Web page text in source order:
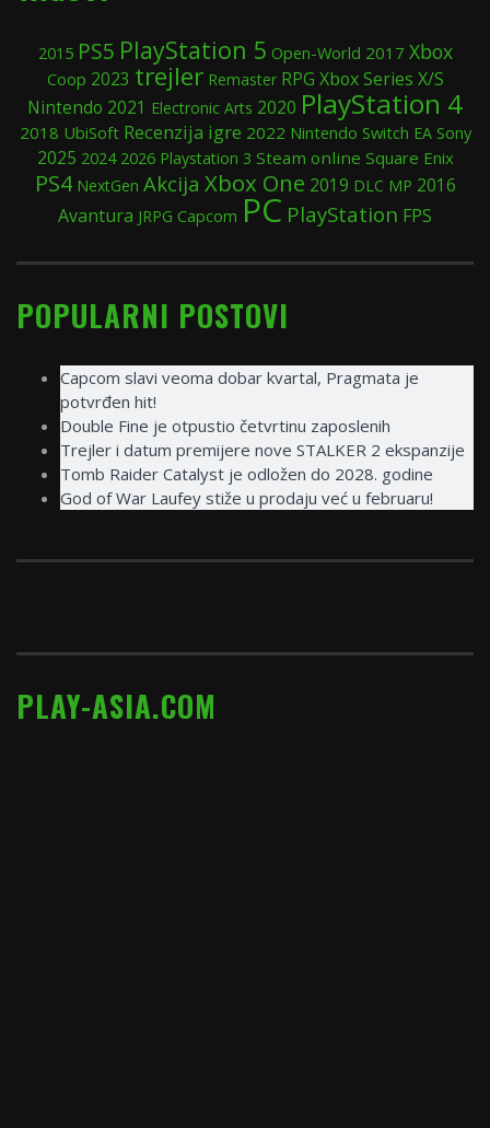
2015 PS5 PlayStation 5 Open-World 2017 Xbox
Coop 2023 trejler Remaster RPG Xbox Series X/S
Nintendo 2021 Electronic Arts 2020 PlayStation 4
2018 UbiSoft Recenzija igre 2022 Nintendo Switch EA Sony
2025 2024 2026 Playstation 3 Steam online Square Enix
PS4 NextGen Akcija Xbox One 2019 DLC MP 2016
Avantura JRPG Capcom PC PlayStation FPS
POPULARNI POSTOVI
Capcom slavi veoma dobar kvartal, Pragmata je
potvrđen hit!
Double Fine je otpustio četvrtinu zaposlenih
Trejler i datum premijere nove STALKER 2 ekspanzije
Tomb Raider Catalyst je odložen do 2028. godine
God of War Laufey stiže u prodaju već u februaru!
PLAY-ASIA.COM